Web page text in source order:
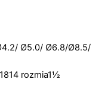
Ø5.0/ Ø6.8/Ø8.5/
rozmia1½